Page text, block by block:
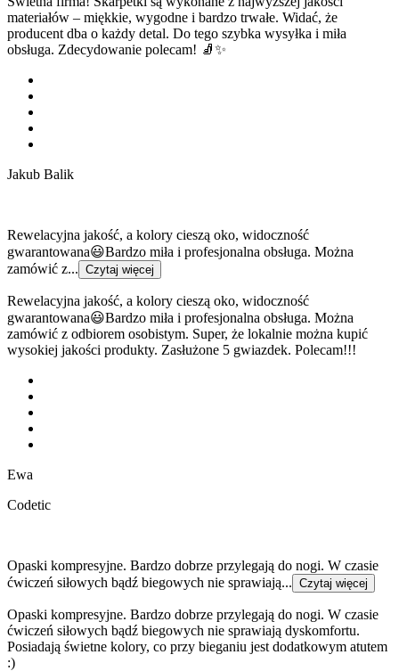
materiałów – miękkie, wygodne i bardzo trwałe. Widać, że
producent dba o każdy detal. Do tego szybka wysyłka i miła
obsługa. Zdecydowanie polecam! 🧦✨
Jakub Balik
Rewelacyjna jakość, a kolory cieszą oko, widoczność
gwarantowana😃Bardzo miła i profesjonalna obsługa. Można
zamówić z... Czytaj więcej
Rewelacyjna jakość, a kolory cieszą oko, widoczność
gwarantowana😃Bardzo miła i profesjonalna obsługa. Można
zamówić z odbiorem osobistym. Super, że lokalnie można kupić
wysokiej jakości produkty. Zasłużone 5 gwiazdek. Polecam!!!
Ewa
Codetic
Opaski kompresyjne. Bardzo dobrze przylegają do nogi. W czasie
ćwiczeń siłowych bądź biegowych nie sprawiają... Czytaj więcej
Opaski kompresyjne. Bardzo dobrze przylegają do nogi. W czasie
ćwiczeń siłowych bądź biegowych nie sprawiają dyskomfortu.
Posiadają świetne kolory, co przy bieganiu jest dodatkowym atutem
:)